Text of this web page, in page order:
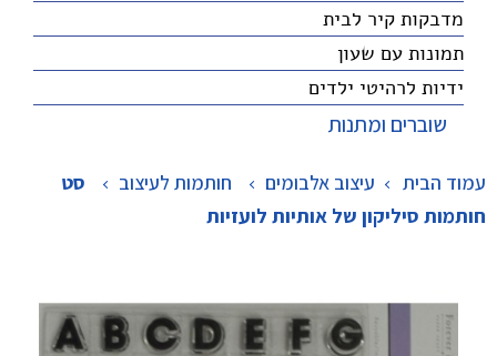
מדבקות קיר לבית
תמונות עם שעון
ידיות לרהיטי ילדים
שוברים ומתנות
עמוד הבית עיצוב אלבומים > חותמות לעיצוב >
סט
חותמות סיליקון של אותיות לועזיות